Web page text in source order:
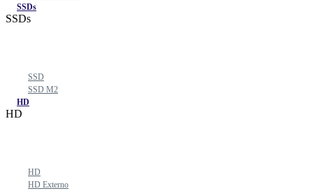
SSDs
SSDs
SSD
SSD M2
HD
HD
HD
HD Externo